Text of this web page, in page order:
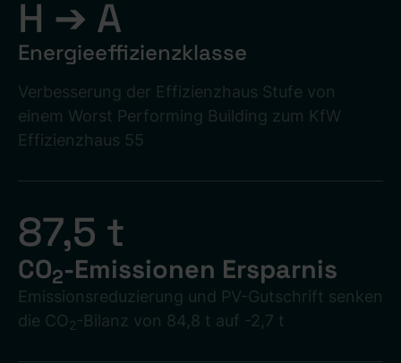
H ➔ A
Energieeffizienzklasse
Verbesserung der Effizienzhaus Stufe von
einem Worst Performing Building zum KfW
Effizienzhaus 55
87,5 t
CO2-Emissionen Ersparnis
Emissionsreduzierung und PV-Gutschrift senken
die CO 2-Bilanz von 84,8 t auf -2,7 t